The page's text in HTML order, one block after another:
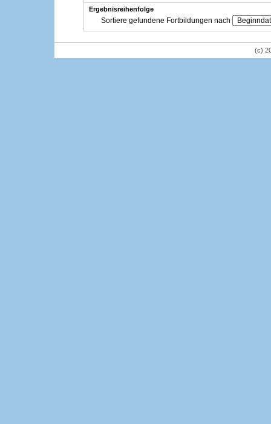
Ergebnisreihenfolge
Sortiere gefundene Fortbildungen nach
(c)